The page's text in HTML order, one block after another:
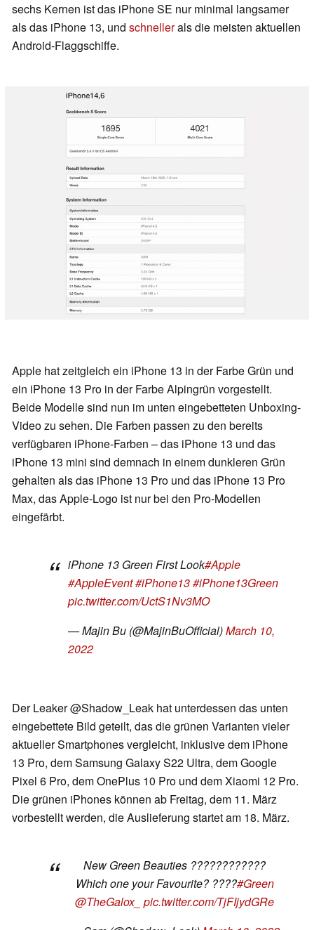
sechs Kernen ist das iPhone SE nur minimal langsamer
als das iPhone 13, und schnellerals die meisten aktuellen
Android-Flaggschiffe.
Apple hat zeitgleich ein iPhone 13 in der Farbe Grün und
ein iPhone 13 Pro in der Farbe Alpingrün vorgestellt.
Beide Modelle sind nun im unten eingebetteten Unboxing-
Video zu sehen. Die Farben passen zu den bereits
verfügbaren iPhone-Farben – das iPhone 13 und das
iPhone 13 mini sind demnach in einem dunkleren Grün
gehalten als das iPhone 13 Pro und das iPhone 13 Pro
Max, das Apple-Logo ist nur bei den Pro-Modellen
eingefärbt.
iPhone 13 Green First Look#Apple
#AppleEvent#iPhone13#iPhone13Green
pic.twitter.com/UctS1Nv3MO
— Majin Bu (@MajinBuOfficial)March 10,
2022
Der Leaker @Shadow_Leak hat unterdessen das unten
eingebettete Bild geteilt, das die grünen Varianten vieler
aktueller Smartphones vergleicht, inklusive dem iPhone
13 Pro, dem Samsung Galaxy S22 Ultra, dem Google
Pixel 6 Pro, dem OnePlus 10 Pro und dem Xiaomi 12 Pro.
Die grünen iPhones können ab Freitag, dem 11. März
vorbestellt werden, die Auslieferung startet am 18. März.
New Green Beauties ????????????
Which one your Favourite? ????#Green
@TheGalox_ pic.twitter.com/TjFIjydGRe